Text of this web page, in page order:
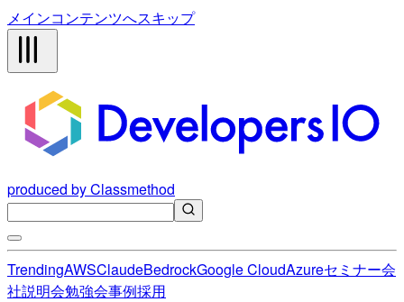
メインコンテンツへスキップ
produced by Classmethod
TrendingAWSClaudeBedrockGoogle CloudAzureセミナー会
社説明会勉強会事例採用